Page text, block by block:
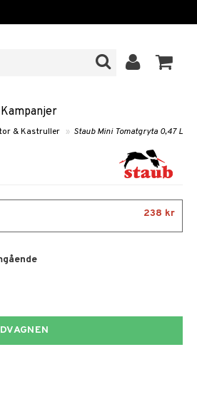
Kampanjer
& Kastruller » Staub Mini Tomatgryta 0,47 L
238 kr